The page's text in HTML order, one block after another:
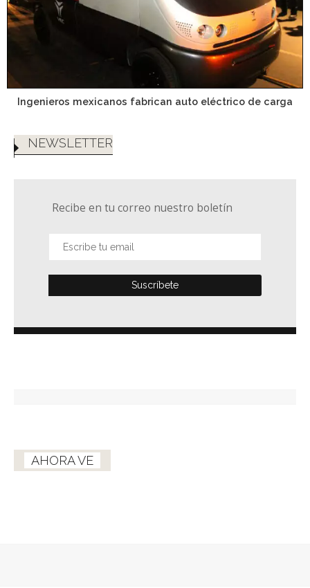
Ingenieros mexicanos fabrican auto eléctrico de carga
NEWSLETTER
Recibe en tu correo nuestro boletín
AHORA VE